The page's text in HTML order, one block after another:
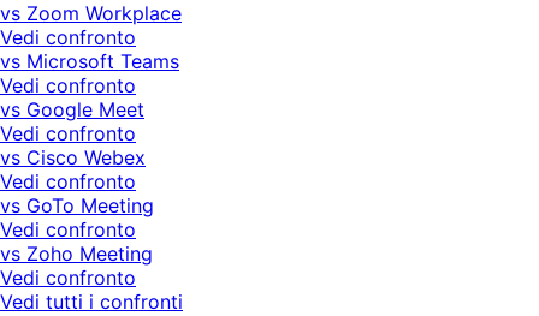
vs Zoom Workplace
Vedi confronto
vs Microsoft Teams
Vedi confronto
vs Google Meet
Vedi confronto
vs Cisco Webex
Vedi confronto
vs GoTo Meeting
Vedi confronto
vs Zoho Meeting
Vedi confronto
Vedi tutti i confronti